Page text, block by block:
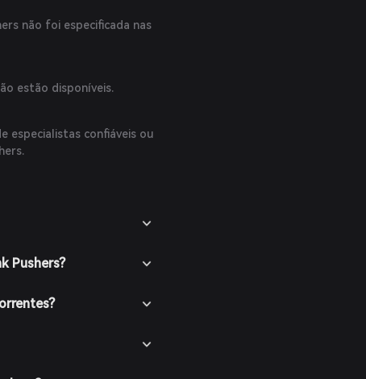
não foi especificada nas
estão disponíveis.
especialistas confiáveis ou
Pushers?